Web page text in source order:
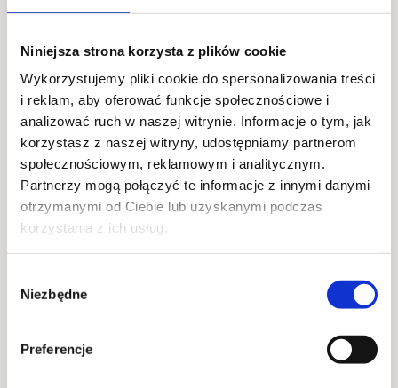
Niniejsza strona korzysta z plików cookie
Wykorzystujemy pliki cookie do spersonalizowania treści
i reklam, aby oferować funkcje społecznościowe i
analizować ruch w naszej witrynie. Informacje o tym, jak
korzystasz z naszej witryny, udostępniamy partnerom
społecznościowym, reklamowym i analitycznym.
Partnerzy mogą połączyć te informacje z innymi danymi
otrzymanymi od Ciebie lub uzyskanymi podczas
korzystania z ich usług.
zgody
Niezbędne
Preferencje
prowadzonych w języku polskim i angielskim.
Wprowadzenie do tematu wieczoru
Sesja Table Topics – spontaniczne wypowiedzi
z udziałem publiczności
General Evaluation – konstruktywny feedback
After party & networking
Data: 15.01.2026
Godzina: 19:00
Dla kogo: dla wszystkich zainteresowanych
rozwojem komunikacji, wystąpień publicznych i
International – uczymy się, inspirujemy i rozwijamy w
przyjaznej atmosferze.